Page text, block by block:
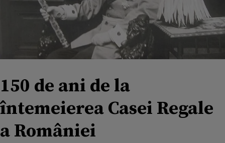
150 de ani de la
întemeierea Casei Regale
a României